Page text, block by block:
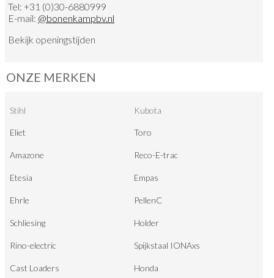
Tel: +31 (0)30-6880999
E-mail: @bonenkampbv.nl
Bekijk openingstijden
ONZE MERKEN
Stihl Kubota
Eliet Toro
Amazone Reco-E-trac
Etesia Empas
Ehrle PellenC
Schliesing Holder
Rino-electric Spijkstaal IONAxs
Cast Loaders Honda